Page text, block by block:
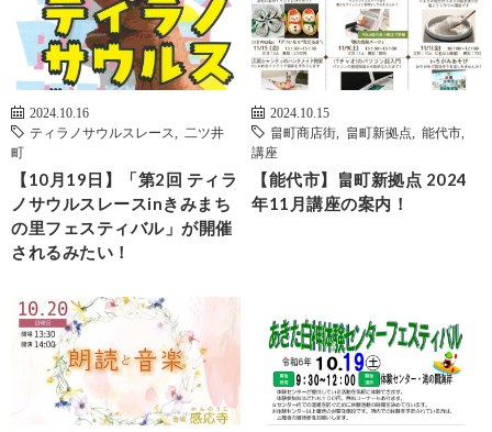
2024.10.16
ティラノサウルスレース
二ツ井
町
【10月19日】「第2回 ティラ
ノサウルスレースinきみまち
の里フェスティバル」が開催
されるみたい！
2024.10.15
畠町商店街
畠町新拠点 能代市
講座
【能代市】畠町新拠点 2024
年11月講座の案内！